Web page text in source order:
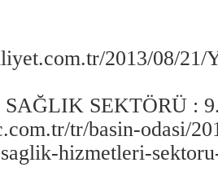
2013/08/21/
SAĞLIK SEKTÖRÜ :
tr/basin-odasi/
hizmetleri-